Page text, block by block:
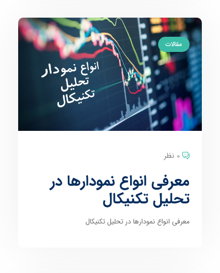
مقالات
0 نظر
معرفی انواع نمودارها در
تحلیل تکنیکال
معرفی انواع نمودارها در تحلیل تکنیکال